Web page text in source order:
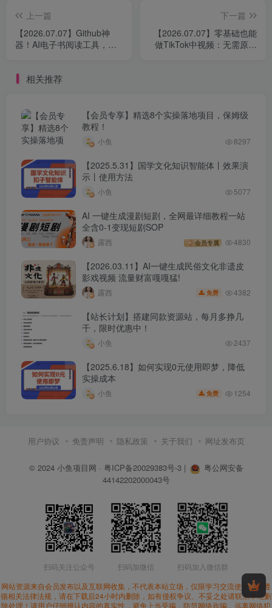
上一篇
【2026.07.07】Github神
器！AI电子书阅读工具，支
下一篇
【2026.07.07】零基础也能
做TikTok中视频：无需原创
相关推荐
【会员专享】精选8个实操落地项目，保姆级
教程！
小鱼 8297
【2025.5.31】国学文化知识智能体丨效果演
示丨使用方法
小鱼 5077
AI 一键生成漫剧短剧，全网最详细教程一站
全含0-1变现短剧SOP
露西 会员专属 4830
【2026.03.11】AI一键生成民俗文化非遗皮
影戏视频 流量财富嘎嘎猛!
露西 免费 4382
【站长计划】搭建同款资源站，每月多挣几
千，限时优惠中！
小鱼 2437
【2025.6.18】如何实现0元使用即梦，降低
实操成本
小鱼 免费 1254
用户协议 免责声明 隐私政策 关于我们 网址发布页
© 2024 小鱼项目网 · 粤ICP备20029383号-3|
粤公网安备
44142202000043号
扫码关注公众号 扫码加微信
扫码加入微信群
网站资源来自会员发布以及互联网收集，不代表本站立场，仅限学习交流使用。请遵
循相关法律法规，请在下载后24小时内删除，如有侵权争议、不妥之处请联系本站删
除处理！请用户仔细辨认内容的真实性，避免上当受骗，防范网络诈骗，远离网络犯